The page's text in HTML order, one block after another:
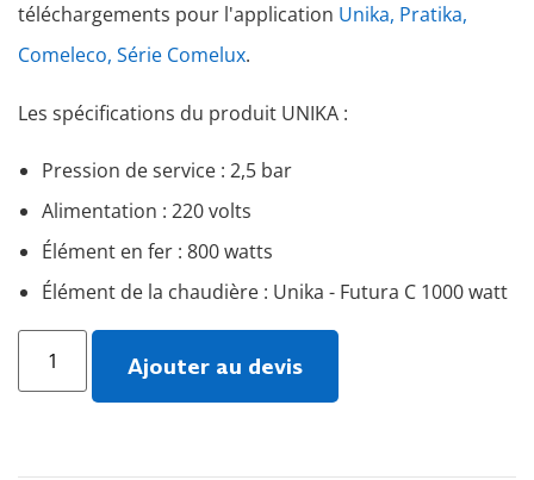
téléchargements pour l'application Unika, Pratika,
Comeleco, Série Comelux.
Les spécifications du produit UNIKA :
Pression de service : 2,5 bar
Alimentation : 220 volts
Élément en fer : 800 watts
Élément de la chaudière : Unika - Futura C 1000 watt
Ajouter au devis